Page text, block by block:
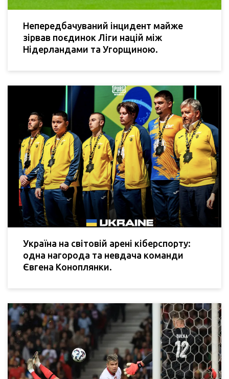
Непередбачуваний інцидент майже
зірвав поєдинок Ліги націй між
Нідерландами та Угорщиною.
Україна на світовій арені кіберспорту:
одна нагорода та невдача команди
Євгена Коноплянки.